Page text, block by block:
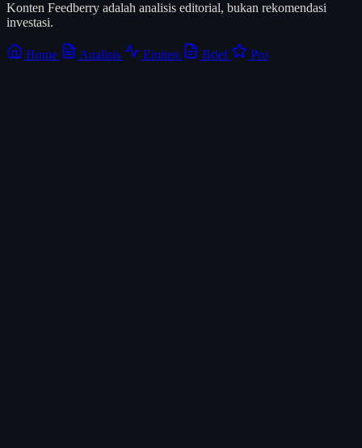
Konten Feedberry adalah analisis editorial, bukan rekomendasi
investasi.
Home Analisis Emiten Brief Pro